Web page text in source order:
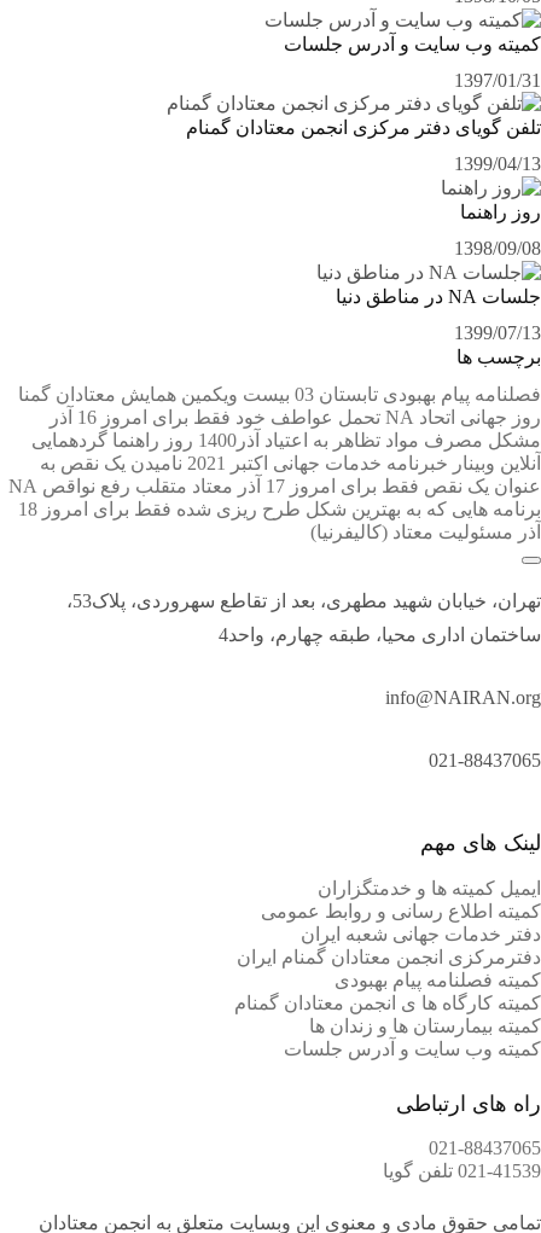
کمیته وب سایت و آدرس جلسات
1397/01/31
تلفن گویای دفتر مرکزی انجمن معتادان گمنام
1399/04/13
روز راهنما
1398/09/08
جلسات NA در مناطق دنیا
1399/07/13
برچسب ها
فصلنامه پیام بهبودی تابستان 03
بیست ویکمین همایش معتادان گمنا
روز جهانی اتحاد NA
تحمل عواطف خود فقط برای امروز 16 آذر
مشکل مصرف مواد تظاهر به اعتیاد آذر1400 روز راهنما گردهمایی
آنلاین وبینار خبرنامه خدمات جهانی اکتبر 2021
نامیدن یک نقص به
عنوان یک نقص فقط برای امروز 17 آذر معتاد متقلب رفع نواقص NA
برنامه ⁯هایی که به بهترین شکل طرح ⁯ریزی ⁯شده
فقط برای امروز 18
آذر مسئولیت معتاد (کالیفرنیا)
تهران، خیابان شهید مطهری، بعد از تقاطع سهروردی، پلاک53،
ساختمان اداری محیا، طبقه چهارم، واحد4
info@NAIRAN.org
021-88437065
لینک های مهم
ایمیل کمیته ها و خدمتگزاران
کميته اطلاع رسانی و روابط عمومی
دفتر خدمات جهانی شعبه ايران
دفترمرکزی انجمن معتادان گمنام ایران
کمیته فصلنامه پیام بهبودی
کمیته کارگاه ها ی انجمن معتادان گمنام
کمیته بیمارستان ها و زندان ها
کمیته وب سایت و آدرس جلسات
راه های ارتباطی
021-88437065
021-41539 تلفن گویا
تمامی حقوق مادی و معنوی این وبسایت متعلق به انجمن معتادان